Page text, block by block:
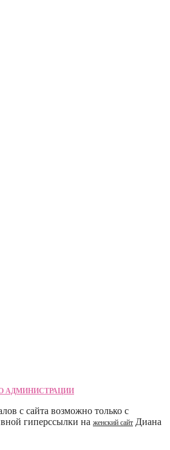
АДМИНИСТРАЦИИ
с сайта возможно только с
гиперссылки на женский сайт Диана